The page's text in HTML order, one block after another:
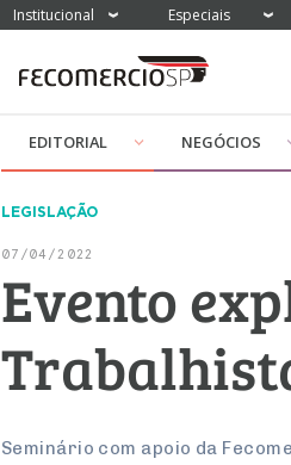
Institucional Especiais
EDITORIAL NEGÓCIOS
LEGISLAÇÃO
07/04/2022
Evento
Seminário com apoio da